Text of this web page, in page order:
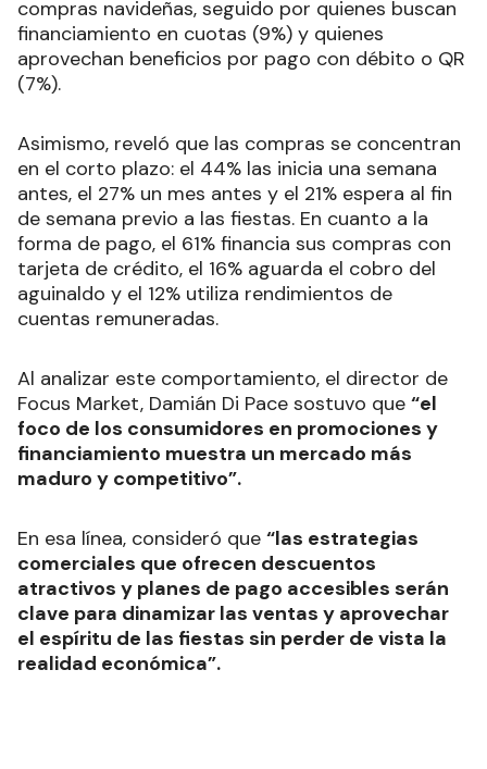
compras navideñas, seguido por quienes buscan
financiamiento en cuotas (9%) y quienes
aprovechan beneficios por pago con débito o QR
(7%).
Asimismo, reveló que las compras se concentran
en el corto plazo: el 44% las inicia una semana
antes, el 27% un mes antes y el 21% espera al fin
de semana previo a las fiestas. En cuanto a la
forma de pago, el 61% financia sus compras con
tarjeta de crédito, el 16% aguarda el cobro del
aguinaldo y el 12% utiliza rendimientos de
cuentas remuneradas.
Al analizar este comportamiento, el director de
Focus Market, Damián Di Pace sostuvo que “el
foco de los consumidores en promociones y
financiamiento muestra un mercado más
maduro y competitivo”.
En esa línea, consideró que “las estrategias
comerciales que ofrecen descuentos
atractivos y planes de pago accesibles serán
clave para dinamizar las ventas y aprovechar
el espíritu de las fiestas sin perder de vista la
realidad económica”.